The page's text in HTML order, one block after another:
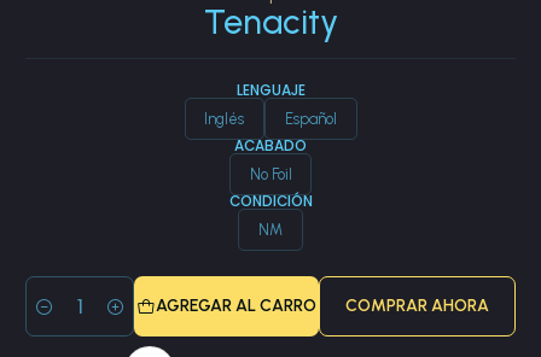
Tenacity
LENGUAJE
Inglés Español
ACABADO
No Foil
CONDICIÓN
NM
Cantidad
AGREGAR AL CARRO COMPRAR AHORA